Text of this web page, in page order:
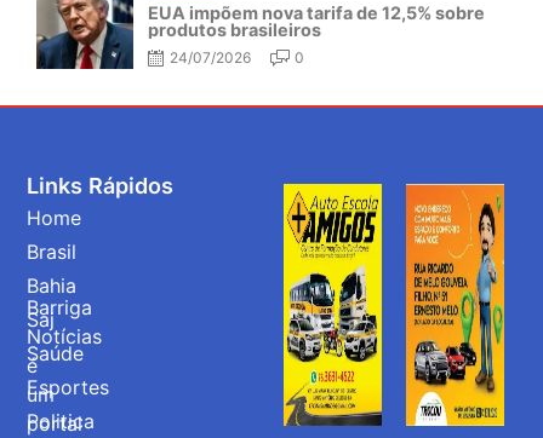
EUA impõem nova tarifa de 12,5% sobre
produtos brasileiros
24/07/2026 0
Barriga
Notícias
é
um
portal
Links Rápidos
Home
Brasil
Bahia
Saj
Saúde
Esportes
Politica